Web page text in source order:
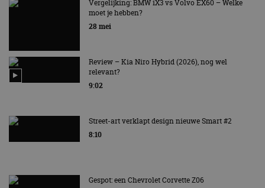
AUTORAI REGELT HET!
EV Experience 2026 van 24 tot 26 september
Vergelijking: BMW iX3 vs Volvo EX60 – Welke
moet je hebben?
28 mei
Review – Kia Niro Hybrid (2026), nog wel
relevant?
9:02
Street-art verklapt design nieuwe Smart #2
8:10
Gespot: een Chevrolet Corvette Z06